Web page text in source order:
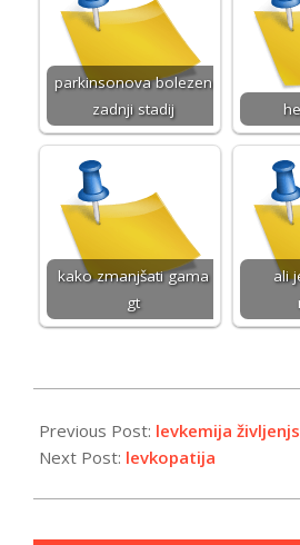
parkinsonova bolezen
zadnji stadij
kako zmanjšati gama
gt
ali
01-
14
Previous Post: levkemija
Next Post: levkopatija